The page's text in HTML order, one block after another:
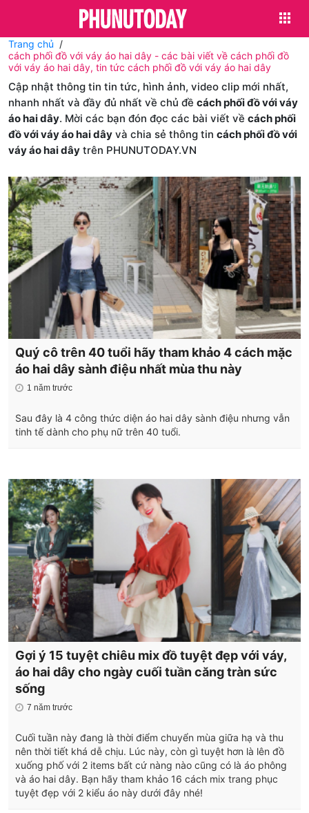
Trang chủ
cách phối đồ với váy áo hai dây - các bài viết về cách phối đồ
với váy áo hai dây, tin tức cách phối đồ với váy áo hai dây
Cập nhật thông tin tin tức, hình ảnh, video clip mới nhất,
nhanh nhất và đầy đủ nhất về chủ đề cách phối đồ với váy
áo hai dây. Mời các bạn đón đọc các bài viết về cách phối
đồ với váy áo hai dây và chia sẻ thông tin cách phối đồ với
váy áo hai dây trên PHUNUTODAY.VN
Quý cô trên 40 tuổi hãy tham khảo 4 cách mặc
áo hai dây sành điệu nhất mùa thu này
1 năm trước
Sau đây là 4 công thức diện áo hai dây sành điệu nhưng vẫn
tinh tế dành cho phụ nữ trên 40 tuổi.
Gợi ý 15 tuyệt chiêu mix đồ tuyệt đẹp với váy,
áo hai dây cho ngày cuối tuần căng tràn sức
sống
7 năm trước
Cuối tuần này đang là thời điểm chuyển mùa giữa hạ và thu
nên thời tiết khá dễ chịu. Lúc này, còn gì tuyệt hơn là lên đồ
xuống phố với 2 items bất cứ nàng nào cũng có là áo phông
và áo hai dây. Bạn hãy tham khảo 16 cách mix trang phục
tuyệt đẹp với 2 kiểu áo này dưới đây nhé!